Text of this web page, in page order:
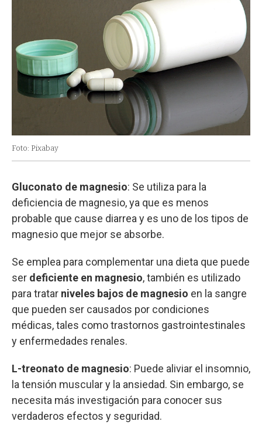
Foto: Pixabay
Gluconato de magnesio: Se utiliza para la
deficiencia de magnesio, ya que es menos
probable que cause diarrea y es uno de los tipos de
magnesio que mejor se absorbe.
Se emplea para complementar una dieta que puede
ser deficiente en magnesio, también es utilizado
para tratar niveles bajos de magnesio en la sangre
que pueden ser causados por condiciones
médicas, tales como trastornos gastrointestinales
y enfermedades renales.
L-treonato de magnesio: Puede aliviar el insomnio,
la tensión muscular y la ansiedad. Sin embargo, se
necesita más investigación para conocer sus
verdaderos efectos y seguridad.